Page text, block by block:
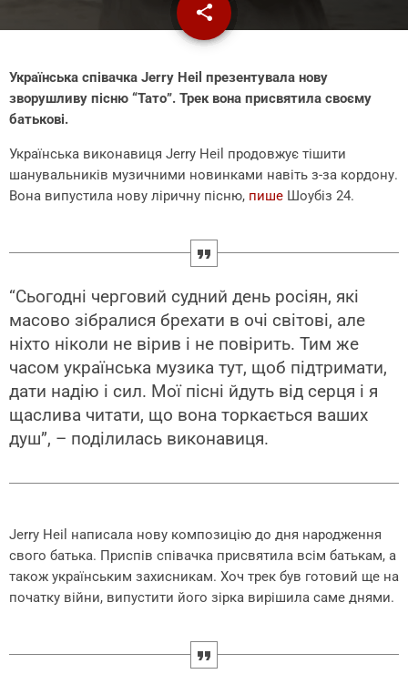
share
email
Українська співачка Jerry Heil презентувала нову
зворушливу пісню “Тато”. Трек вона присвятила своєму
батькові.
Українська виконавиця Jerry Heil продовжує тішити
шанувальників музичними новинками навіть з-за кордону.
Вона випустила нову ліричну пісню, пише Шоубіз 24.
“Сьогодні черговий судний день росіян, які
масово зібралися брехати в очі світові, але
ніхто ніколи не вірив і не повірить. Тим же
часом українська музика тут, щоб підтримати,
дати надію і сил. Мої пісні йдуть від серця і я
щаслива читати, що вона торкається ваших
душ”, – поділилась виконавиця.
Jerry Heil написала нову композицію до дня народження
свого батька. Приспів співачка присвятила всім батькам, а
також українським захисникам. Хоч трек був готовий ще на
початку війни, випустити його зірка вирішила саме днями.